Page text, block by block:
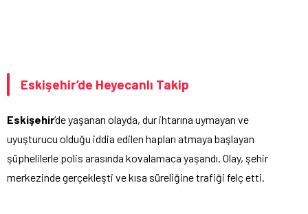
Eskişehir’de Heyecanlı Takip
Eskişehir‘de yaşanan olayda, dur ihtarına uymayan ve
uyuşturucu olduğu iddia edilen hapları atmaya başlayan
şüphelilerle polis arasında kovalamaca yaşandı. Olay, şehir
merkezinde gerçekleşti ve kısa süreliğine trafiği felç etti.